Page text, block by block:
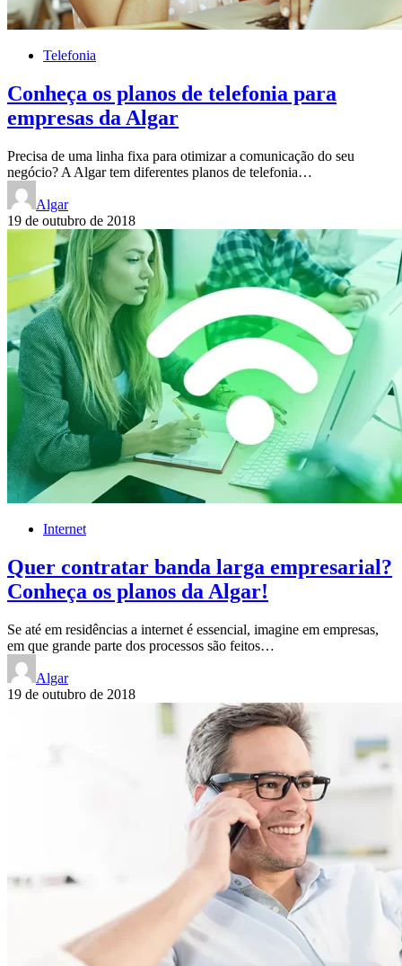
Telefonia
Conheça os planos de telefonia para
empresas da Algar
Precisa de uma linha fixa para otimizar a comunicação do seu
negócio? A Algar tem diferentes planos de telefonia…
Algar
19 de outubro de 2018
Internet
Quer contratar banda larga empresarial?
Conheça os planos da Algar!
Se até em residências a internet é essencial, imagine em empresas,
em que grande parte dos processos são feitos…
Algar
19 de outubro de 2018